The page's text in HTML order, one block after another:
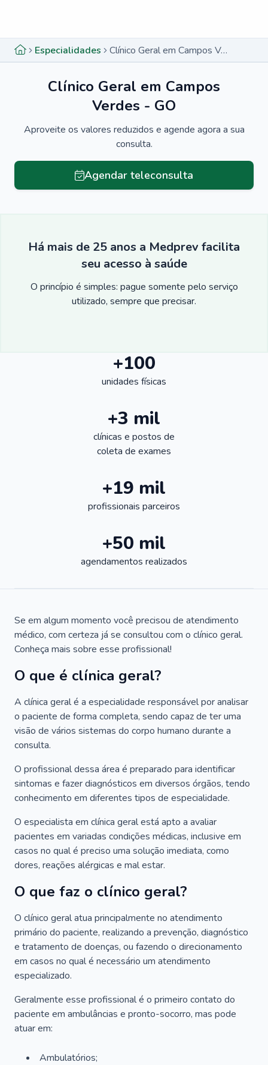
Especialidades Clínico Geral em Campos Verdes - GO
Clínico Geral em Campos
Verdes - GO
Aproveite os valores reduzidos e agende agora a sua
consulta.
Agendar teleconsulta
Há mais de 25 anos a Medprev facilita
seu acesso à saúde
O princípio é simples: pague somente pelo serviço
utilizado, sempre que precisar.
+100
unidades físicas
+3 mil
clínicas e postos de
coleta de exames
+19 mil
profissionais parceiros
+50 mil
agendamentos realizados
Se em algum momento você precisou de atendimento
médico, com certeza já se consultou com o clínico geral.
Conheça mais sobre esse profissional!
O que é clínica geral?
A clínica geral é a especialidade responsável por analisar
o paciente de forma completa, sendo capaz de ter uma
visão de vários sistemas do corpo humano durante a
consulta.
O profissional dessa área é preparado para identificar
sintomas e fazer diagnósticos em diversos órgãos, tendo
conhecimento em diferentes tipos de especialidade.
O especialista em clínica geral está apto a avaliar
pacientes em variadas condições médicas, inclusive em
casos no qual é preciso uma solução imediata, como
dores, reações alérgicas e mal estar.
O que faz o clínico geral?
O clínico geral atua principalmente no atendimento
primário do paciente, realizando a prevenção, diagnóstico
e tratamento de doenças, ou fazendo o direcionamento
em casos no qual é necessário um atendimento
especializado.
Geralmente esse profissional é o primeiro contato do
paciente em ambulâncias e pronto-socorro, mas pode
atuar em:
Ambulatórios;